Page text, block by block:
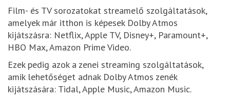
Film- és TV sorozatokat streamelő szolgáltatások,
amelyek már itthon is képesek Dolby Atmos
kijátszásra: Netflix, Apple TV, Disney+, Paramount+,
HBO Max, Amazon Prime Video.
Ezek pedig azok a zenei streaming szolgáltatások,
amik lehetőséget adnak Dolby Atmos zenék
kijátszására: Tidal, Apple Music, Amazon Music.